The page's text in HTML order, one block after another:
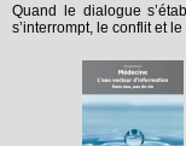
Quand le dialogue
s’interrompt, le conflit et